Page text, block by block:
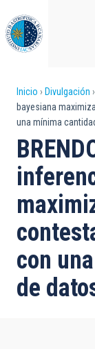
al
contenido
principal
enlaces
de
ayuda
a
la
Inicio Divulgación
bayesiana
una mínima
con
de